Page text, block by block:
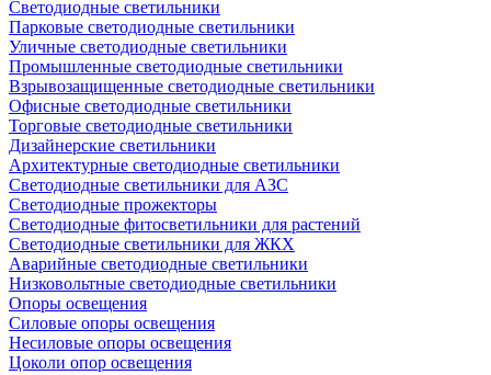
Светодиодные светильники
Парковые светодиодные светильники
Уличные светодиодные светильники
Промышленные светодиодные светильники
Взрывозащищенные светодиодные светильники
Офисные светодиодные светильники
Торговые светодиодные светильники
Дизайнерские светильники
Архитектурные светодиодные светильники
Светодиодные светильники для АЗС
Светодиодные прожекторы
Светодиодные фитосветильники для растений
Светодиодные светильники для ЖКХ
Аварийные светодиодные светильники
Низковольтные светодиодные светильники
Опоры освещения
Силовые опоры освещения
Несиловые опоры освещения
Цоколи опор освещения